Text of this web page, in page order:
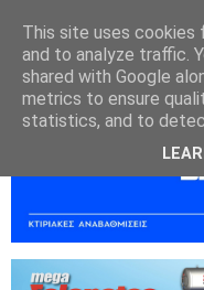
This site uses cookies
and to analyze traffic.
shared with Google
metrics to ensure
statistics, and to